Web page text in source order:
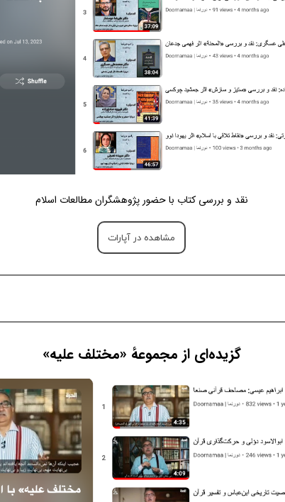
نقد و بررسی کتاب‌ با حضور پژوهشگران مطالعات اسلام
مشاهده در آپارات
گزیده‌ای از مجموعهٔ «مختلف علیه»